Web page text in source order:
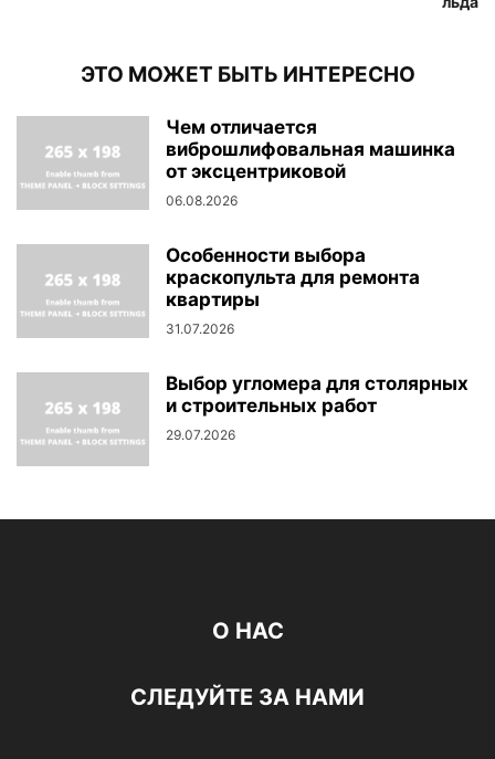
ЭТО МОЖЕТ БЫТЬ ИНТЕРЕСНО
Чем отличается
виброшлифовальная машинка
от эксцентриковой
06.08.2026
Особенности выбора
краскопульта для ремонта
квартиры
31.07.2026
Выбор угломера для столярных
и строительных работ
29.07.2026
О НАС
СЛЕДУЙТЕ ЗА НАМИ